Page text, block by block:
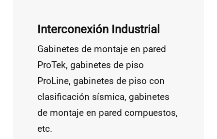
Interconexión Industrial
Gabinetes de montaje en pared
ProTek, gabinetes de piso
ProLine, gabinetes de piso con
clasificación sísmica, gabinetes
de montaje en pared compuestos,
etc.